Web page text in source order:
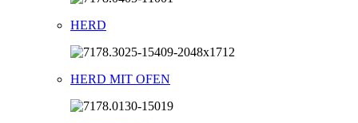
HERD
HERD MIT OFEN